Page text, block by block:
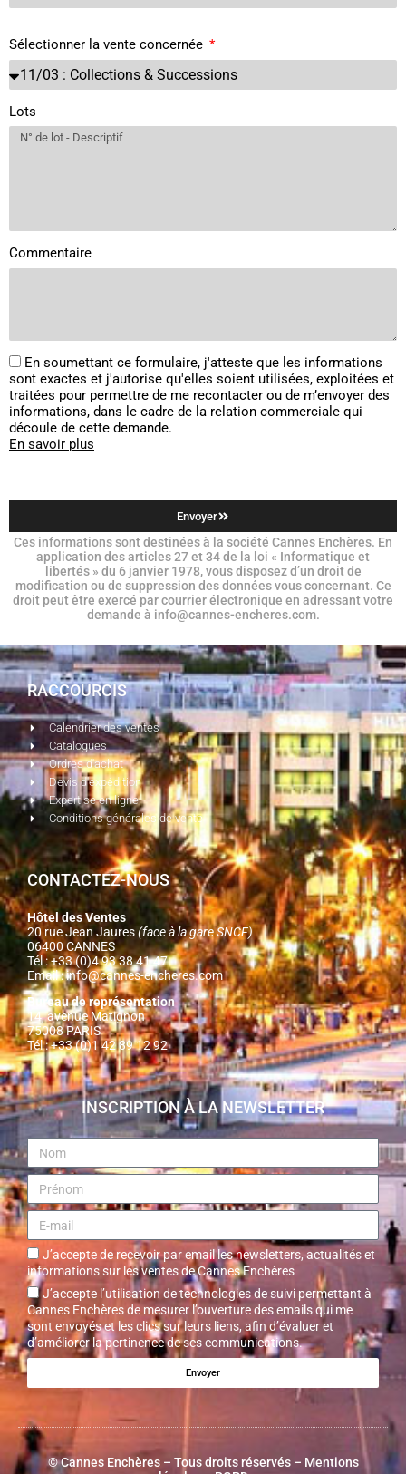
Sélectionner la vente concernée
Lots
Commentaire
En soumettant ce formulaire, j'atteste que les informations
sont exactes et j'autorise qu'elles soient utilisées, exploitées et
traitées pour permettre de me recontacter ou de m’envoyer des
informations, dans le cadre de la relation commerciale qui
découle de cette demande.
En savoir plus
Envoyer
Ces informations sont destinées à la société Cannes Enchères. En
application des articles 27 et 34 de la loi « Informatique et
libertés » du 6 janvier 1978, vous disposez d’un droit de
modification ou de suppression des données vous concernant. Ce
droit peut être exercé par courrier électronique en adressant votre
demande à info@cannes-encheres.com.
RACCOURCIS
Calendrier des ventes
Catalogues
Ordres d'achat
Devis d'expédition
Expertise en ligne
Conditions générales de vente
CONTACTEZ-NOUS
Hôtel des Ventes
20 rue Jean Jaures(face à la gare SNCF)
06400 CANNES
Tél : +33 (0)4 93 38 41 47
Email :info@cannes-encheres.com
Bureau de représentation
14, avenue Matignon
75008 PARIS
Tél : +33 (0)1 42 89 12 92
INSCRIPTION À LA NEWSLETTER
J’accepte de recevoir par email les newsletters, actualités et
informations sur les ventes de Cannes Enchères
J’accepte l’utilisation de technologies de suivi permettant à
Cannes Enchères de mesurer l’ouverture des emails qui me
sont envoyés et les clics sur leurs liens, afin d’évaluer et
d’améliorer la pertinence de ses communications.
Envoyer
©Cannes Enchères– Tous droits réservés – Mentions